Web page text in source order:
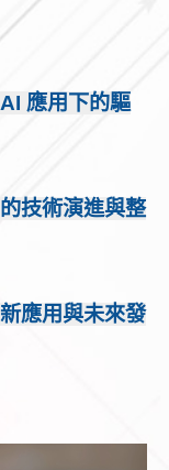
應用下的驅
技術演進與整
應用與未來發